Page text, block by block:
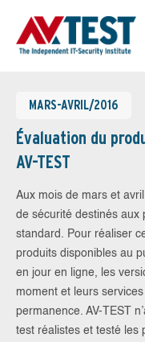
MARS-AVRIL/2016
Évaluation du
AV-TEST
Aux mois de mars et
de sécurité destinés aux
standard. Pour réaliser
produits disponibles au
en jour en ligne, les
moment et leurs
permanence. AV-TEST
test réalistes et testé les